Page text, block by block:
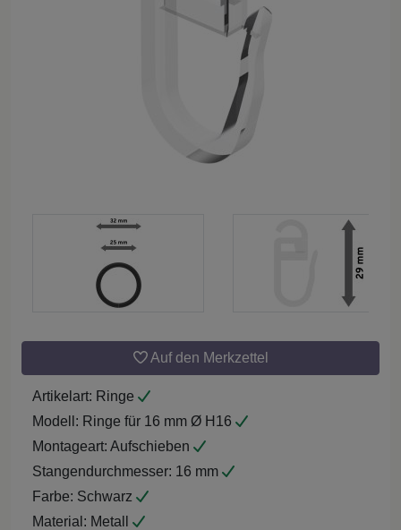
Auf den Merkzettel
Artikelart: Ringe
Modell: Ringe für 16 mm Ø H16
Montageart: Aufschieben
Stangendurchmesser: 16 mm
Farbe: Schwarz
Material: Metall